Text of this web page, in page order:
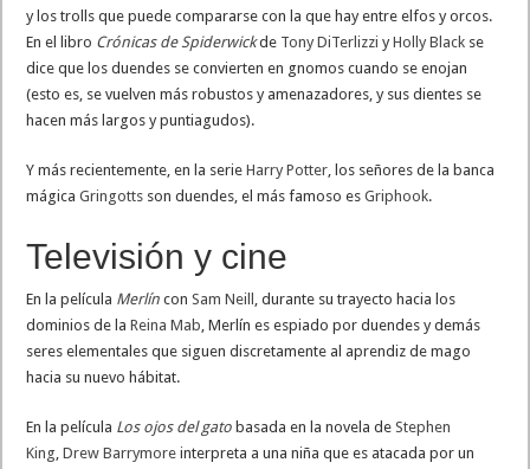
y los trolls que puede compararse con la que hay entre elfos y orcos.
En el libro Crónicas de Spiderwickde Tony DiTerlizzi yHolly Black se
dice que los duendes se convierten en gnomos cuando se enojan
(esto es, se vuelven más robustos y amenazadores, y sus dientes se
hacen más largos y puntiagudos).
Y más recientemente, en la serieHarry Potter , los señores de la banca
mágicaGringotts son duendes, el más famoso esGriphook.
Televisión y cine
En la película Merlín conSam Neill
, durante su trayecto hacia los
dominios de laReina Mab , Merlín es espiado por duendes y demás
seres elementales que siguen discretamente al aprendiz de mago
hacia su nuevo hábitat.
En la película Los ojos del gato basada en la novela deStephen
King ,Drew Barrymore interpreta a una niña que es atacada por un